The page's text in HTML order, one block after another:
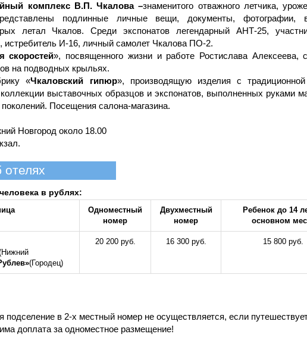
комплекс В.П. Чкалова –знаменитого отважного летчика,
подлинные личные вещи, документы,
летал Чкалов. Среди экспонатов легендарный АНТ-25,
истребитель И-16, личный самолет Чкалова ПО-2.
скоростей», посвященного жизни и работе Ростислава Алексеева,
на подводных крыльях.
«Чкаловский гипюр», производящую изделия с
выставочных образцов и экспонатов, выполненных руками
Посещения салона-магазина.
Новгород около 18.00
в рублях:
Одноместный
номер
Двухместный
номер
Ребенок до 14
основном
(Городец)
20 200 руб. 16 300 руб. 15 800 руб.
подселение в 2-х местный номер не осуществляется, если
доплата за одноместное размещение!